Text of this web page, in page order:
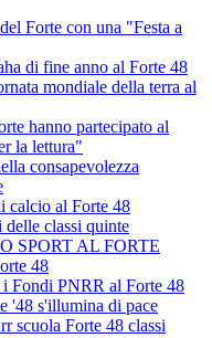
Forte con una "Festa a
di fine anno al Forte 48
mondiale della terra al
hanno partecipato al
la lettura"
consapevolezza
calcio al Forte 48
classi quinte
SPORT AL FORTE
48
Fondi PNRR al Forte 48
'48 s'illumina di pace
scuola Forte 48 classi